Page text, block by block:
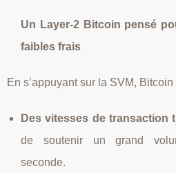
Un Layer‑2 Bitcoin pensé
faibles frais
En s’appuyant sur la SVM,
Des vitesses de transaction
de soutenir un grand
seconde.